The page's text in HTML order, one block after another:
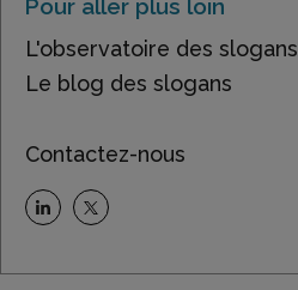
Pour aller plus loin
L'observatoire des slogans
Le blog des slogans
Contactez-nous